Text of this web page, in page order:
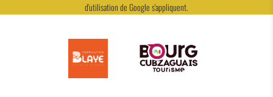
d'utilisationde Google s'appliquent.